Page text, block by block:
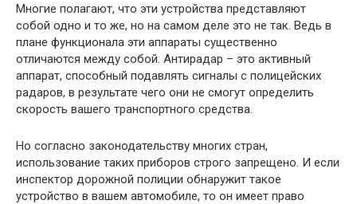
Многие полагают, что эти устройства представляют
собой одно и то же, но на самом деле это не так. Ведь в
плане функционала эти аппараты существенно
отличаются между собой. Антирадар – это активный
аппарат, способный подавлять сигналы с полицейских
радаров, в результате чего они не смогут определить
скорость вашего транспортного средства.
Но согласно законодательству многих стран,
использование таких приборов строго запрещено. И если
инспектор дорожной полиции обнаружит такое
устройство в вашем автомобиле, то он имеет право